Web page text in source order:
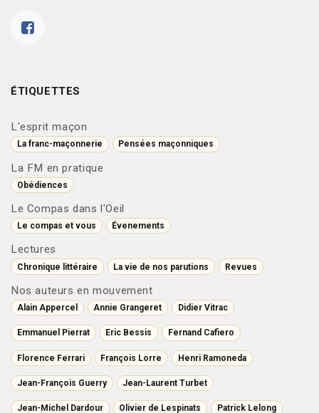
ÉTIQUETTES
L'esprit maçon
La franc-maçonnerie Pensées maçonniques
La FM en pratique
Obédiences
Le Compas dans l'Oeil
Le compas et vous Évenements
Lectures
Chronique littéraire La vie de nos parutions Revues
Nos auteurs en mouvement
Alain Appercel Annie Grangeret Didier Vitrac
Emmanuel Pierrat Eric Bessis Fernand Cafiero
Florence Ferrari François Lorre Henri Ramoneda
Jean-François Guerry Jean-Laurent Turbet
Jean-Michel Dardour Olivier de Lespinats Patrick Lelong